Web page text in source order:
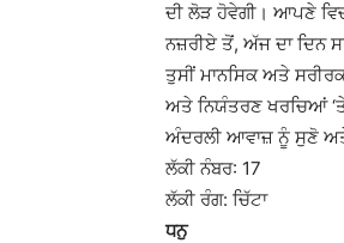
ਦੀ ਲੋੜ ਹੋਵੇਗੀ। ਆਪਣੇ
ਨਜ਼ਰੀਏ ਤੋਂ, ਅੱਜ ਦਾ ਦਿਨ
ਤੁਸੀਂ ਮਾਨਸਿਕ ਅਤੇ
ਅਤੇ ਨਿਯੰਤਰਣ ਖਰਚਿਆਂ
ਅੰਦਰਲੀ ਆਵਾਜ਼ ਨੂੰ ਸੁਣੋ
ਲੱਕੀ ਨੰਬਰ: 17
ਲੱਕੀ ਰੰਗ: ਚਿੱਟਾ
ਧਨੁ